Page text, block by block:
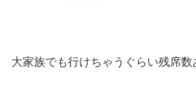
大家族でも行けちゃうぐらい残席数